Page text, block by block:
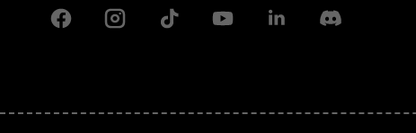
FacebookInstagramTiktok YoutubeLinkedinDiscord